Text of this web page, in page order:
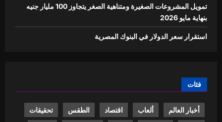
تمويل المشروعات الصغيرة ومتناهية الصغر يتجاوز 100 مليار جنيه
بنهاية مايو 2026
استقرار سعر الدولار في البنوك المصرية
فئات
أخبار العالم ألعاب اقتصاد الطقس تحقيقات